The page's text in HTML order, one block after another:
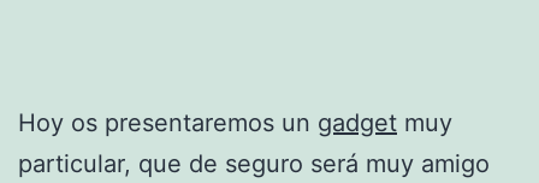
Hoy os presentaremos un gadget muy
particular, que de seguro será muy amigo